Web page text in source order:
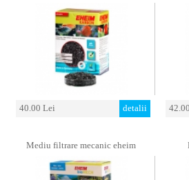
40.00 Lei detalii
Mediu filtrare mecanic eheim